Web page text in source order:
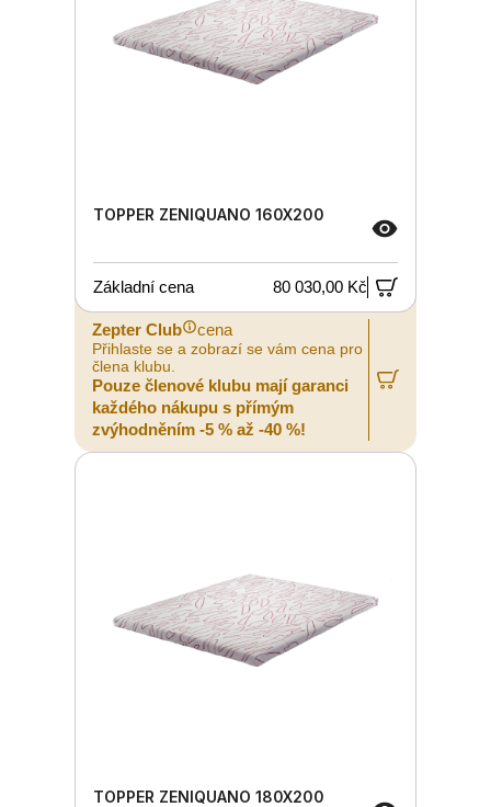
TOPPER ZENIQUANO 160X200
Základní cena 80 030,00 Kč
Zepter Club cena
Přihlaste se a zobrazí se vám cena pro
člena klubu.
Pouze členové klubu mají garanci
každého nákupu s přímým
zvýhodněním -5 % až -40 %!
TOPPER ZENIQUANO 180X200